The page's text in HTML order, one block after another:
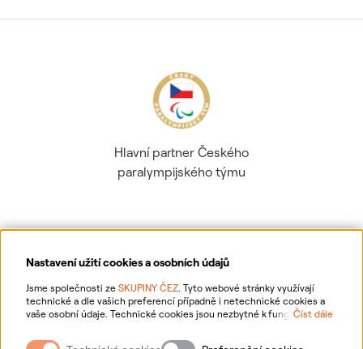
Nastavení užití cookies a osobních údajů
Jsme společnosti ze SKUPINY ČEZ. Tyto webové stránky využívají
technické a dle vašich preferencí případně i netechnické cookies a
vaše osobní údaje. Technické cookies jsou nezbytné k fungování
webové stránky vašim preferencím, k personalizaci reklam a analytice.
Číst dále
Hlavní partner Českého
paralympijského týmu
Ochrana osobních údajů
Informace o webu